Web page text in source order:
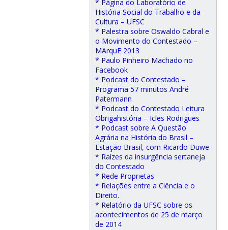
* Página do Laboratório de
História Social do Trabalho e da
Cultura – UFSC
* Palestra sobre Oswaldo Cabral e
o Movimento do Contestado –
MArquE 2013
* Paulo Pinheiro Machado no
Facebook
* Podcast do Contestado –
Programa 57 minutos André
Patermann
* Podcast do Contestado Leitura
Obrigahistória – Icles Rodrigues
* Podcast sobre A Questão
Agrária na História do Brasil –
Estação Brasil, com Ricardo Duwe
* Raízes da insurgência sertaneja
do Contestado
* Rede Proprietas
* Relações entre a Ciência e o
Direito.
* Relatório da UFSC sobre os
acontecimentos de 25 de março
de 2014